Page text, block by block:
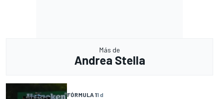
Más de
Andrea Stella
FÓRMULA 11 d